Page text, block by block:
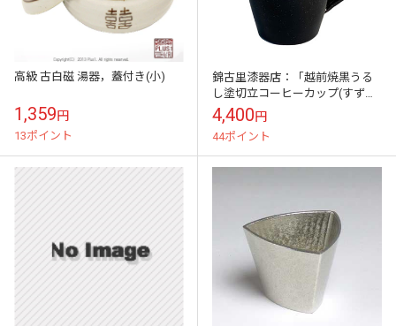
高級 古白磁 湯器，蓋付き(小)
1,359円
13ポイント
錦古里漆器店：「越前焼黒うる
し塗切立コーヒーカップ(すず
粉)」NISHIKINURI
4,400円
44ポイント